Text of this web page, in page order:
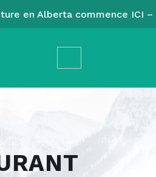
en Alberta commence ICI